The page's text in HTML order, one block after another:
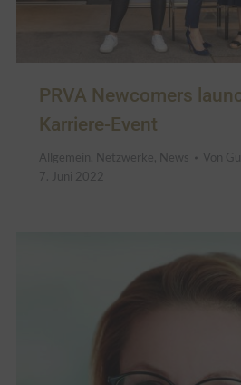
PRVA Newcomers
Karriere-Event
Allgemein, Netzwerke, News Von
7. Juni 2022